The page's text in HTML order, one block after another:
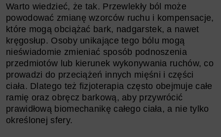
Warto wiedzieć, że tak. Przewlekły ból może
powodować zmianę wzorców ruchu i kompensacje,
które mogą obciążać bark, nadgarstek, a nawet
kręgosłup. Osoby unikające tego bólu mogą
nieświadomie zmieniać sposób podnoszenia
przedmiotów lub kierunek wykonywania ruchów, co
prowadzi do przeciążeń innych mięśni i części
ciała. Dlatego też fizjoterapia często obejmuje całe
ramię oraz obręcz barkową, aby przywrócić
prawidłową biomechanikę całego ciała, a nie tylko
określonej sfery.